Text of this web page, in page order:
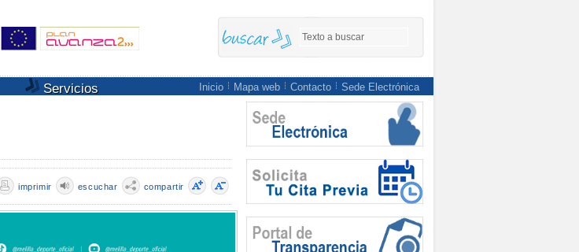
Servicios Inicio Mapa web Contacto Sede Electrónica
compartir
escuchar
imprimir